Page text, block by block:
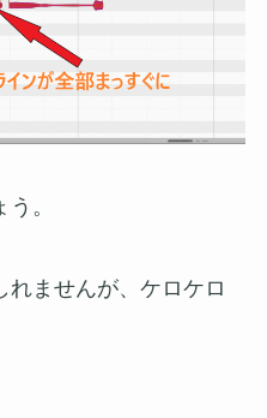
。
ませんが、ケロケロ